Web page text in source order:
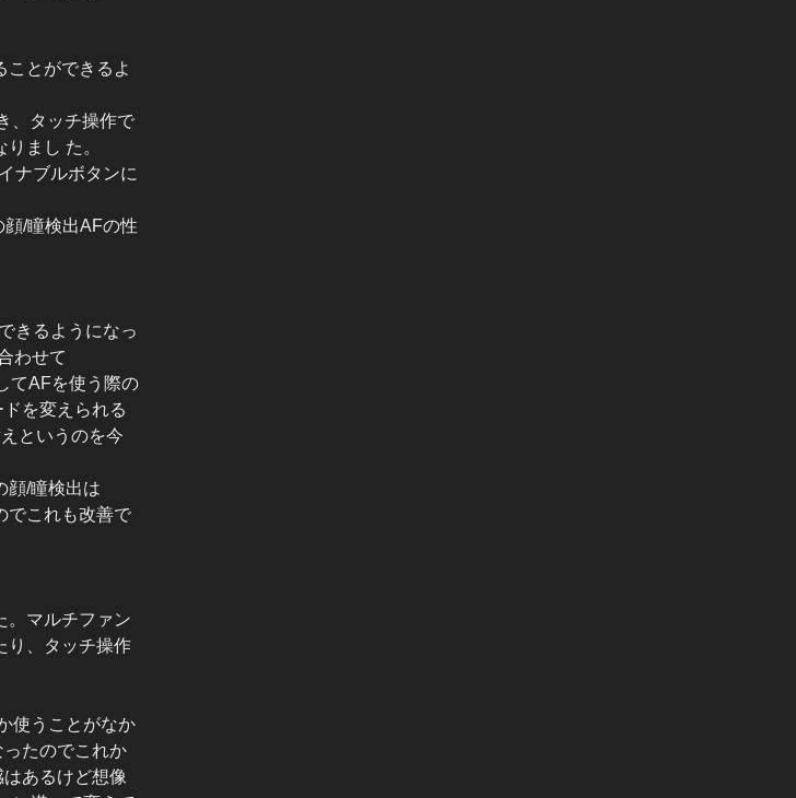
ことができるよ
、タッチ操作で
まし た。
ナブルボタンに
顔/瞳検出AFの性
きるようになっ
わせて
てAFを使う際の
を変えられる
というのを今
顔/瞳検出は
でこれも改善で
。マルチファン
り、タッチ操作
使うことがなか
たのでこれか
あるけど想像